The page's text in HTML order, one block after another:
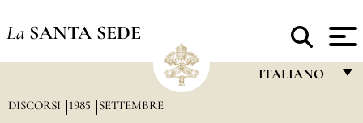
La SANTA SEDE
ITALIANO
DISCORSI 1985 SETTEMBRE